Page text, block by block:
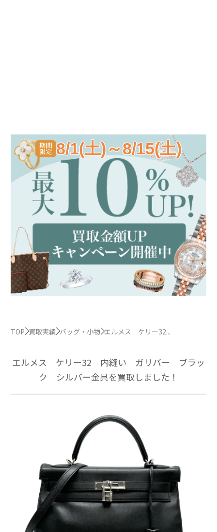
8/1(土)～8/15(土)
TOP 買取実績 バッグ・小物 エルメス ケリー32...
エルメス ケリー32 内縫い ガリバー ブラッ
ク シルバー金具を買取しました！